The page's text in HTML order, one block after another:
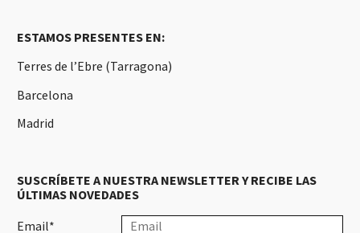
ESTAMOS PRESENTES EN:
Terres de l’Ebre (Tarragona)
Barcelona
Madrid
SUSCRÍBETE A NUESTRA NEWSLETTER Y RECIBE LAS
ÚLTIMAS NOVEDADES
Email*